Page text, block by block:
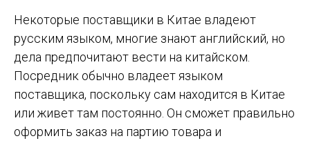
Некоторые поставщики в Китае владеют
русским языком, многие знают английский, но
дела предпочитают вести на китайском.
Посредник обычно владеет языком
поставщика, поскольку сам находится в Китае
или живет там постоянно. Он сможет правильно
оформить заказ на партию товара и